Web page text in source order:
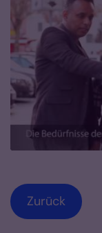
Zurück